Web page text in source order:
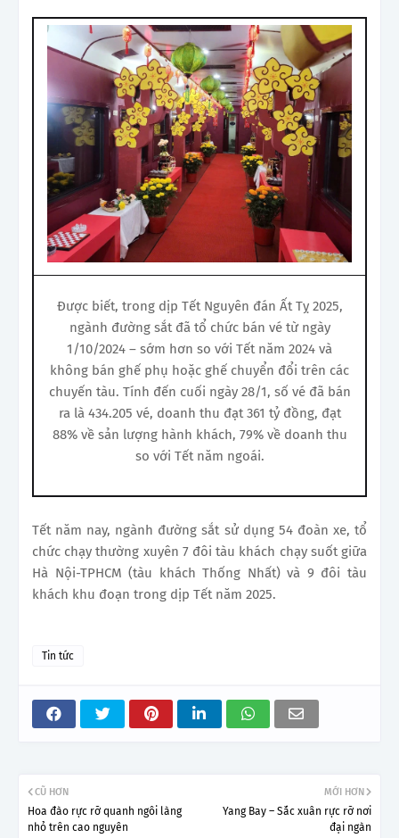
Được biết, trong dịp Tết Nguyên đán Ất Tỵ 2025,
ngành đường sắt đã tổ chức bán vé từ ngày
1/10/2024 – sớm hơn so với Tết năm 2024 và
không bán ghế phụ hoặc ghế chuyển đổi trên các
chuyến tàu. Tính đến cuối ngày 28/1, số vé đã bán
ra là 434.205 vé, doanh thu đạt 361 tỷ đồng, đạt
88% về sản lượng hành khách, 79% về doanh thu
so với Tết năm ngoái.
Tết năm nay, ngành đường sắt sử dụng 54 đoàn xe, tổ
chức chạy thường xuyên 7 đôi tàu khách chạy suốt giữa
Hà Nội-TPHCM (tàu khách Thống Nhất) và 9 đôi tàu
khách khu đoạn trong dịp Tết năm 2025.
Tin tức
MỚI HƠN
Yang Bay – Sắc xuân rực rỡ nơi
đại ngàn
CŨ HƠN
Hoa đào rực rỡ quanh ngôi làng
nhỏ trên cao nguyên